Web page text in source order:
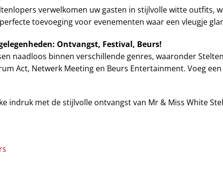
verwelkomen uw gasten in stijlvolle witte outfits,
toevoeging voor evenementen waar een vleugje
Ontvangst, Festival, Beurs!
naadloos binnen verschillende genres, waaronder
Act, Netwerk Meeting en Beurs Entertainment. Voeg
indruk met de stijlvolle ontvangst van Mr & Miss White